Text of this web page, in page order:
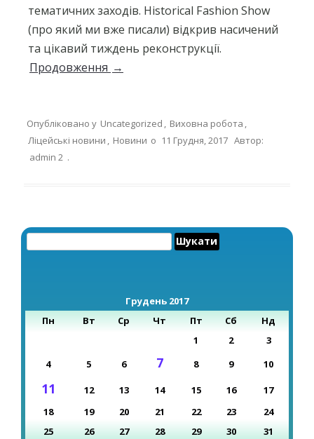
тематичних заходів. Historical Fashion Show
(про який ми вже писали) відкрив насичений
та цікавий тиждень реконструкції.
Продовження →
Опубліковано у Uncategorized , Виховна робота ,
Ліцейські новини , Новини о 11 Грудня, 2017 Автор:
admin 2 .
Грудень 2017
Пн
Вт Ср Чт Пт Сб
Нд
1
2
3
4
5 6 7 8 9 10
11 12 13 14 15 16
17
18
19 20 21 22 23
24
25
26 27 28 29 30 31